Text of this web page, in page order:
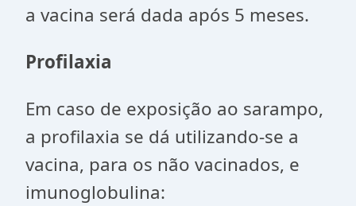
a vacina será dada após 5 meses.
Profilaxia
Em caso de exposição ao sarampo,
a profilaxia se dá utilizando-se a
vacina, para os não vacinados, e
imunoglobulina: